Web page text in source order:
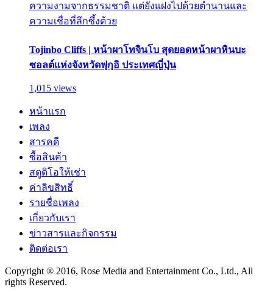
ความงามจากธรรมชาติ แต่ยังแฝงไปด้วยตำนานและ
ความเชื่อที่ลึกซึ้งด้วย
Tojinbo Cliffs | หน้าผาโทจินโบ สุดยอดหน้าผาหินบะ
ซอลต์แห่งจังหวัดฟุกุอิ ประเทศญี่ปุ่น
1,015 views
หน้าแรก
เพลง
สารคดี
ซื้อสินค้า
สตูดิโอให้เช่า
ค่าลิขสิทธิ์
รายชื่อเพลง
เกี่ยวกับเรา
ข่าวสารและกิจกรรม
ติดต่อเรา
Copyright ® 2016, Rose Media and Entertainment Co., Ltd., All
rights Reserved.